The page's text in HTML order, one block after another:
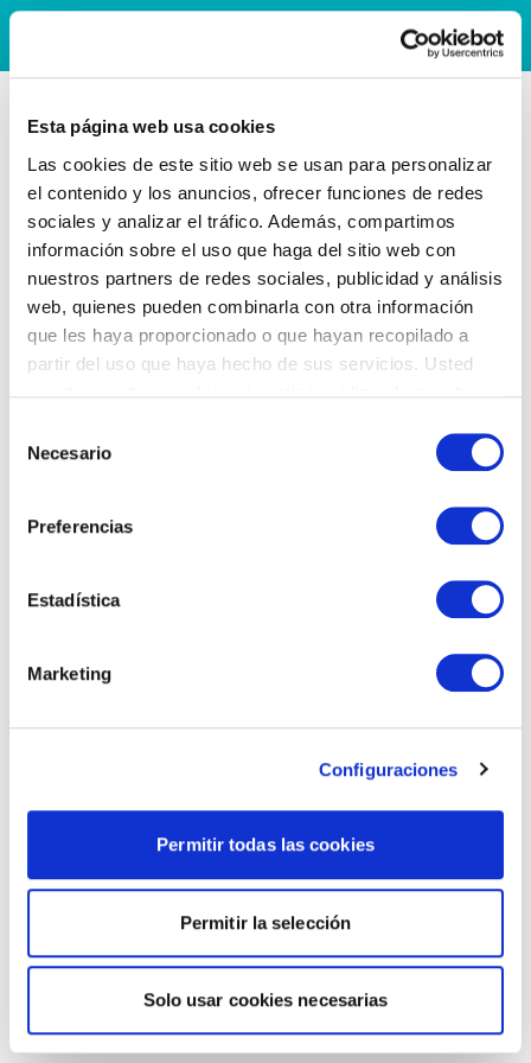
Esta página web usa cookies
Las cookies de este sitio web se usan para personalizar
el contenido y los anuncios, ofrecer funciones de redes
sociales y analizar el tráfico. Además, compartimos
información sobre el uso que haga del sitio web con
nuestros partners de redes sociales, publicidad y análisis
web, quienes pueden combinarla con otra información
que les haya proporcionado o que hayan recopilado a
partir del uso que haya hecho de sus servicios. Usted
Necesario
Preferencias
Estadística
Marketing
Configuraciones
Permitir todas las cookies
Permitir la selección
Solo usar cookies necesarias